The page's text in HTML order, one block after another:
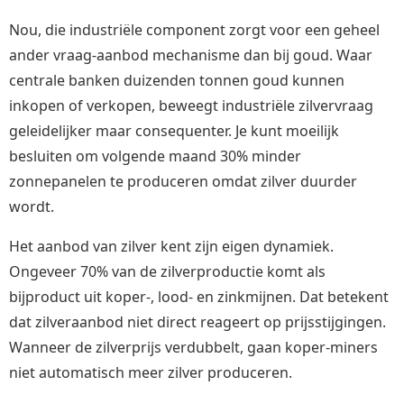
Nou, die industriële component zorgt voor een geheel
ander vraag-aanbod mechanisme dan bij goud. Waar
centrale banken duizenden tonnen goud kunnen
inkopen of verkopen, beweegt industriële zilvervraag
geleidelijker maar consequenter. Je kunt moeilijk
besluiten om volgende maand 30% minder
zonnepanelen te produceren omdat zilver duurder
wordt.
Het aanbod van zilver kent zijn eigen dynamiek.
Ongeveer 70% van de zilverproductie komt als
bijproduct uit koper-, lood- en zinkmijnen. Dat betekent
dat zilveraanbod niet direct reageert op prijsstijgingen.
Wanneer de zilverprijs verdubbelt, gaan koper-miners
niet automatisch meer zilver produceren.